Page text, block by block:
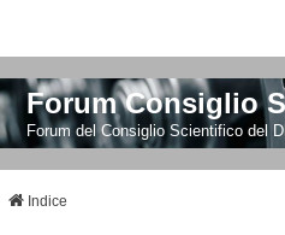
Forum Consiglio
Forum del Consiglio Scientifico del
Indice